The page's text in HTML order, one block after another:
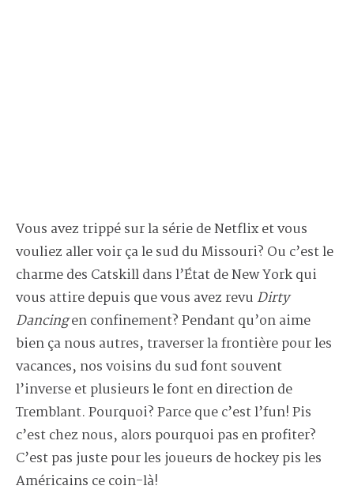
Vous avez trippé sur la série de Netflix et vous
vouliez aller voir ça le sud du Missouri? Ou c’est le
charme des Catskill dans l’État de New York qui
vous attire depuis que vous avez revu Dirty
Dancingen confinement? Pendant qu’on aime
bien ça nous autres, traverser la frontière pour les
vacances, nos voisins du sud font souvent
l’inverse et plusieurs le font en direction de
Tremblant. Pourquoi? Parce que c’est l’fun! Pis
c’est chez nous, alors pourquoi pas en profiter?
C’est pas juste pour les joueurs de hockey pis les
Américains ce coin-là!